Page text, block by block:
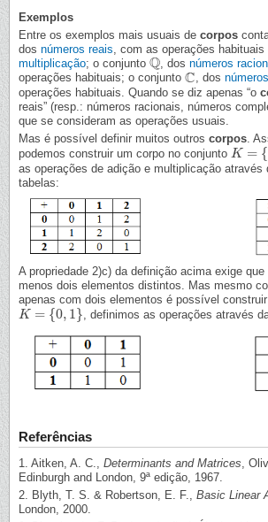
Exemplos
Entre os exemplos mais usuais de corpos
dos números reais, com as operações habituais
multiplicação; o conjunto Q
Q , dosnúmeros
operações habituais; o conjunto C
C , dos
operações habituais. Quando se diz apenas “o
reais” (resp.: números racionais, números
que se consideram as operações usuais.
Mas é possível definir muitos outros corpos .
podemos construir um corpo no conjunto K = {
K= {0, 1
as operações de adição e multiplicação através
tabelas:
A propriedade 2)c) da definição acima exige que
menos dois elementos distintos. Mas mesmo
apenas com dois elementos é possível
K = {0, 1}
K= {0, 1 } , definimos as operações através
Referências
1. Aitken, A. C., Determinants and Matrices,
Edinburgh and London, 9ª edição, 1967.
2. Blyth, T. S. & Robertson, E. F., Basic Linear
London, 2000.